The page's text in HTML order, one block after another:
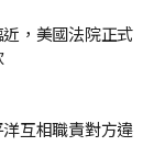
，美國法院正式
互相職責對方違